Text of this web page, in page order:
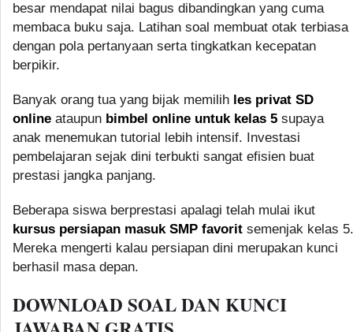
besar mendapat nilai bagus dibandingkan yang cuma
membaca buku saja. Latihan soal membuat otak terbiasa
dengan pola pertanyaan serta tingkatkan kecepatan
berpikir.
Banyak orang tua yang bijak memilih les privat SD
online ataupun bimbel online untuk kelas 5 supaya
anak menemukan tutorial lebih intensif. Investasi
pembelajaran sejak dini terbukti sangat efisien buat
prestasi jangka panjang.
Beberapa siswa berprestasi apalagi telah mulai ikut
kursus persiapan masuk SMP favorit semenjak kelas 5.
Mereka mengerti kalau persiapan dini merupakan kunci
berhasil masa depan.
DOWNLOAD SOAL DAN KUNCI